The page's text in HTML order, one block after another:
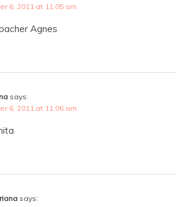
6, 2011 at 11:05 am
Agnes
says:
6, 2011 at 11:06 am
says: